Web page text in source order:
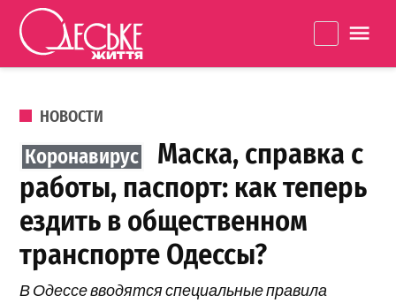
Перейти к содержанию
життя
ОПУБЛИКОВАНО В
НОВОСТИ
Маска, справка с
работы, паспорт: как теперь
ездить в общественном
транспорте Одессы?
В Одессе вводятся специальные правила